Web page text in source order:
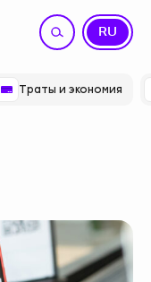
Траты и экономия
RU
UZ